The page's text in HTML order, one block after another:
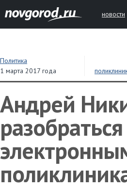
новости
Политика
1 марта 2017 года
Андрей